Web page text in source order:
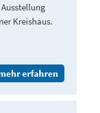
Kreishaus.
erfahren